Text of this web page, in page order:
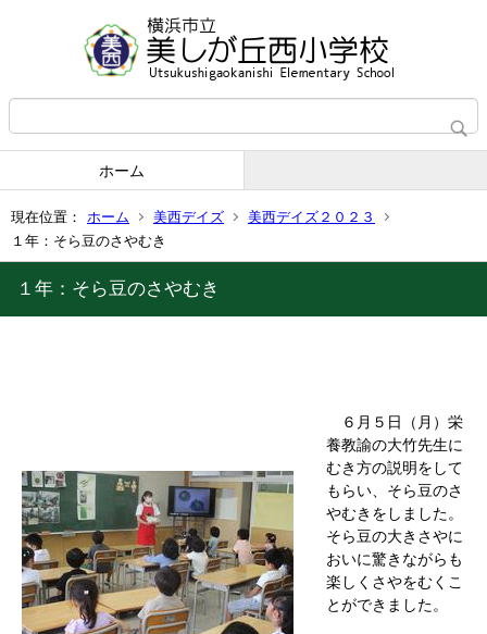
ホーム
現在位置： ホーム 美西デイズ
美西デイズ２０２３
１年：そら豆のさやむき
１年：そら豆のさやむき
６月５日（月）栄
養教諭の大竹先生に
むき方の説明をして
もらい、そら豆のさ
やむきをしました。
そら豆の大きさやに
おいに驚きながらも
楽しくさやをむくこ
とができました。